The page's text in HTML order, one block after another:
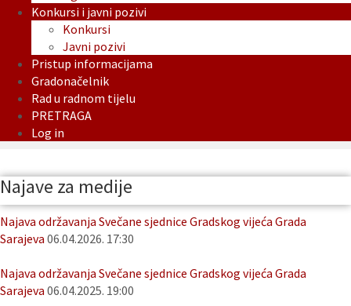
Konkursi i javni pozivi
Konkursi
Javni pozivi
Pristup informacijama
Gradonačelnik
Rad u radnom tijelu
PRETRAGA
Log in
Najave za medije
Najava održavanja Svečane sjednice Gradskog vijeća Grada
Sarajeva 06.04.2026. 17:30
Najava održavanja Svečane sjednice Gradskog vijeća Grada
Sarajeva 06.04.2025. 19:00